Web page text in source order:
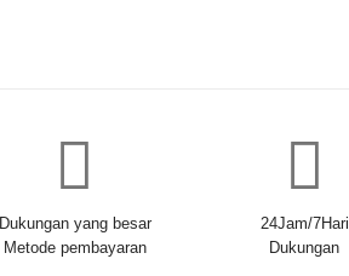
Dukungan yang besar
Metode pembayaran
24Jam/7Hari
Dukungan